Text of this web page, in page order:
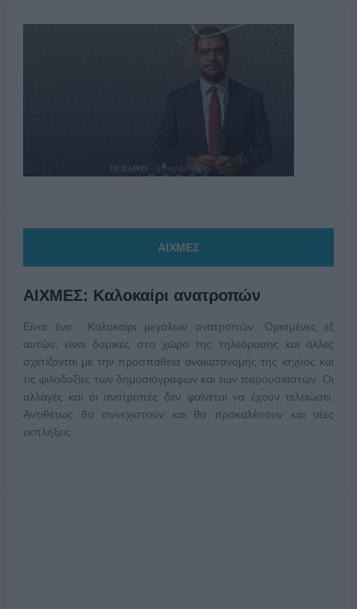
ΑΙΧΜΕΣ
ΑΙΧΜΕΣ: Καλοκαίρι ανατροπών
Είναι ένα Καλοκαίρι μεγάλων ανατροπών. Ορισμένες εξ
αυτών, είναι δομικές στο χώρο της τηλεόρασης και άλλες
σχετίζονται με την προσπάθεια ανακατανομής της ισχύος και
τις φιλοδοξίες των δημοσιογράφων και των παρουσιαστών. Οι
αλλαγές και οι ανατροπές δεν φαίνεται να έχουν τελειώσει.
Αντιθέτως θα συνεχιστούν και θα προκαλέσουν και νέες
εκπλήξεις.